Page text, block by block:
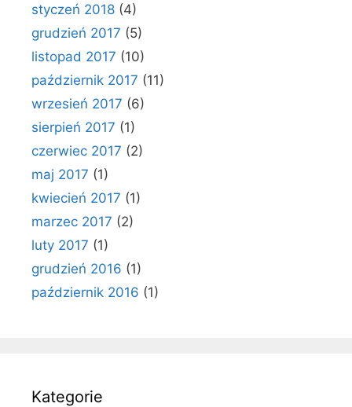
styczeń 2018 (4)
grudzień 2017 (5)
listopad 2017 (10)
październik 2017 (11)
wrzesień 2017 (6)
sierpień 2017 (1)
czerwiec 2017 (2)
maj 2017 (1)
kwiecień 2017 (1)
marzec 2017 (2)
luty 2017 (1)
grudzień 2016 (1)
październik 2016 (1)
Kategorie